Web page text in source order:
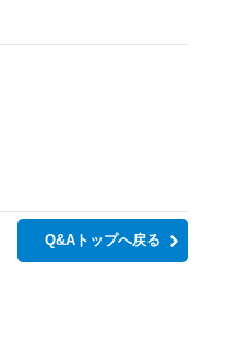
Q&Aトップへ戻る